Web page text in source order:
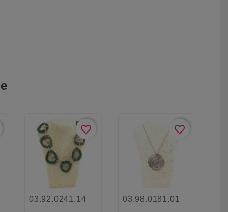
favorite_border
03.92.0241.14
favorite_border
03.98.0181.01